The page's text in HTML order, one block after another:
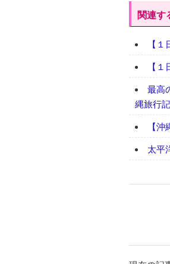
関連す
【
【
最高
縄旅行
【
太平